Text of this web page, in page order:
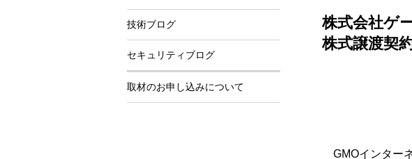
株式会社ゲ
株式譲渡契
GMOインター
技術ブログ
セキュリティブログ
取材のお申し込みについて